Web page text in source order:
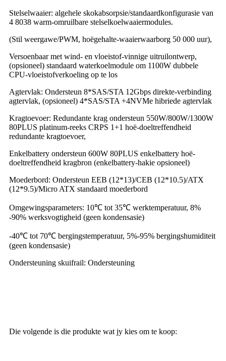
Stelselwaaier: algehele skokabsorpsie/standaardkonfigurasie van
4 8038 warm-omruilbare stelselkoelwaaiermodules.
(Stil weergawe/PWM, hoëgehalte-waaierwaarborg 50 000 uur),
Versoenbaar met wind- en vloeistof-vinnige uitruilontwerp,
(opsioneel) standaard waterkoelmodule om 1100W dubbele
CPU-vloeistofverkoeling op te los
Agtervlak: Ondersteun 8*SAS/STA 12Gbps direkte-verbinding
agtervlak, (opsioneel) 4*SAS/STA +4NVMe hibriede agtervlak
Kragtoevoer: Redundante krag ondersteun 550W/800W/1300W
80PLUS platinum-reeks CRPS 1+1 hoë-doeltreffendheid
redundante kragtoevoer,
Enkelbattery ondersteun 600W 80PLUS enkelbattery hoë-
doeltreffendheid kragbron (enkelbattery-hakie opsioneel)
Moederbord: Ondersteun EEB (12*13)/CEB (12*10.5)/ATX
(12*9.5)/Micro ATX standaard moederbord
Omgewingsparameters: 10℃ tot 35℃ werktemperatuur, 8%
-90% werksvogtigheid (geen kondensasie)
-40℃ tot 70℃ bergingstemperatuur, 5%-95% bergingshumiditeit
(geen kondensasie)
Ondersteuning skuifrail: Ondersteuning
Die volgende is die produkte wat jy kies om te koop: